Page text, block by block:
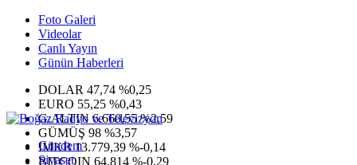
Foto Galeri
Videolar
Canlı Yayın
Günün Haberleri
DOLAR 47,74 %0,25
EURO 55,25 %0,43
G.ALTIN6.660,55 %2,59
GÜMÜŞ 98 %3,57
IMKB13.779,39 %-0,14
BITCOIN 64.814 %-0,29
Gündem
Siyaset